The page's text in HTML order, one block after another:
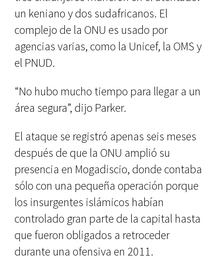
un keniano y dos sudafricanos. El
complejo de la ONU es usado por
agencias varias, como la Unicef, la OMS y
el PNUD.
“No hubo mucho tiempo para llegar a un
área segura”, dijo Parker.
El ataque se registró apenas seis meses
después de que la ONU amplió su
presencia en Mogadiscio, donde contaba
sólo con una pequeña operación porque
los insurgentes islámicos habían
controlado gran parte de la capital hasta
que fueron obligados a retroceder
durante una ofensiva en 2011.